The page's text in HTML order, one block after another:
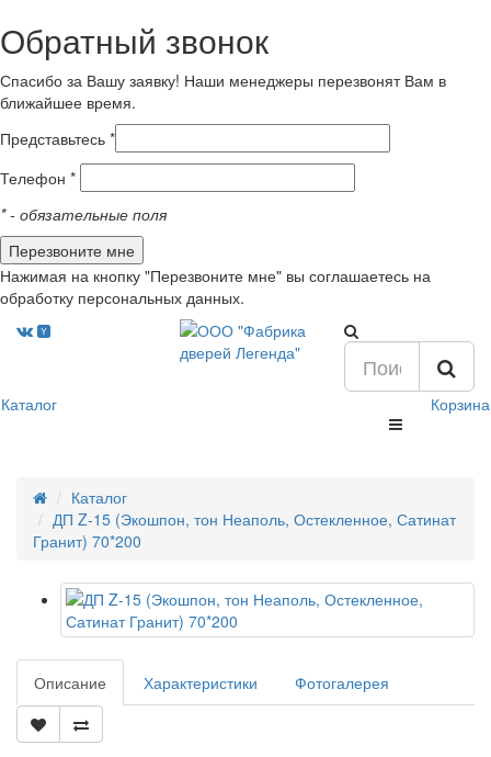
Обратный звонок
Спасибо за Вашу заявку! Наши менеджеры перезвонят Вам в
ближайшее время.
Представьтесь *
Телефон *
*- обязательные поля
Нажимая на кнопку "Перезвоните мне" вы соглашаетесь на
обработку персональных данных.
Каталог Корзина
Каталог
ДП Z-15 (Экошпон, тон Неаполь, Остекленное, Сатинат
Гранит) 70*200
Описание Характеристики Фотогалерея